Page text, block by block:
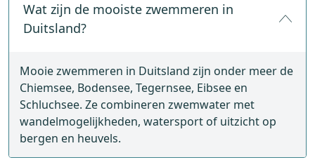
Wat zijn de mooiste zwemmeren in
Duitsland?
Mooie zwemmeren in Duitsland zijn onder meer de
Chiemsee, Bodensee, Tegernsee, Eibsee en
Schluchsee. Ze combineren zwemwater met
wandelmogelijkheden, watersport of uitzicht op
bergen en heuvels.